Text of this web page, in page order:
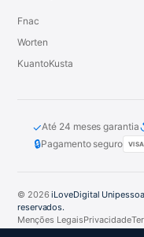
Fnac
Worten
KuantoKusta
✓Até 24 meses garantia
🔒Pagamento seguro VISA
© 2026iLoveDigital
reservados.
Menções LegaisPrivacidade
PT DE ES FR IT